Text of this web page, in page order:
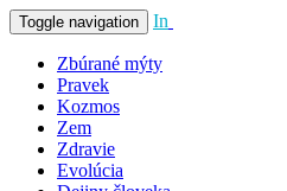
Toggle navigation In
Zbúrané mýty
Pravek
Kozmos
Zem
Zdravie
Evolúcia